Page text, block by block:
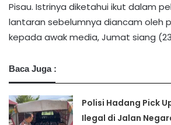
Pisau. Istrinya diketahui ikut dalam
lantaran sebelumnya diancam oleh
kepada awak media, Jumat siang
Baca Juga :
Polisi Hadang Pick
Ilegal di Jalan